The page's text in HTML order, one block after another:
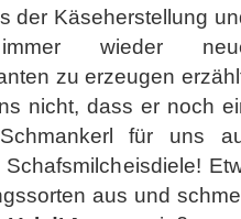
der Käseherstellung
wieder
zu erzeugen
nicht, dass er noch
für uns
aus und